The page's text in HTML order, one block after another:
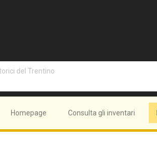
del Trentino
Homepage Consulta gli inventari